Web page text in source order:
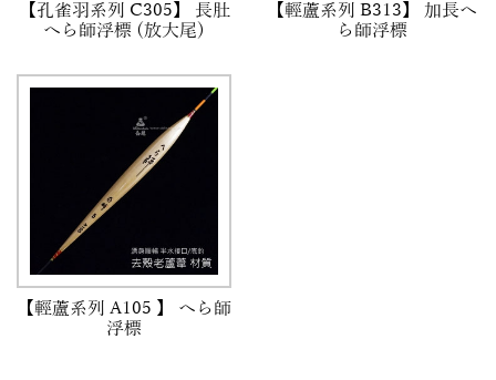
【孔雀羽系列 C305】 長肚
へら師浮標 (放大尾)
【輕蘆系列 B313】 加長へ
ら師浮標
【輕蘆系列 A105 】 へら師
浮標